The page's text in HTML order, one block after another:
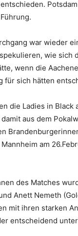
war wieder
wie sich
wenn die
für sich hätten
die Ladies in Black
aus dem
am
des Matches
Anett Nemeth
mit ihren starken
entscheidend